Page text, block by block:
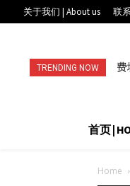
关于我们 | About us 联
TRENDING NOW
费进
首页 |
Home